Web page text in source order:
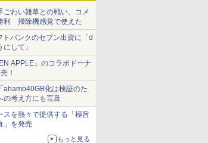
ごわい雑草との戦い、コメ
利 掃除機感覚で使えた
トバンクのセブン出資に「d
して」
APPLE」のコラボドーナ
！
ahamo40GB化は検証のた
の考え方にも言及
スを熱々で提供する「極旨
」を発売
もっと見る